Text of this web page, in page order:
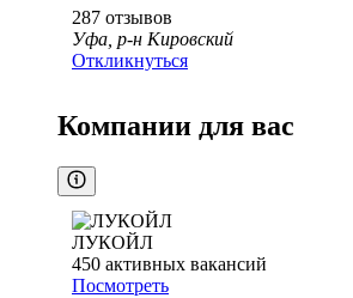
287 отзывов
Уфа, р-н Кировский
Откликнуться
Компании для вас
ЛУКОЙЛ
450 активных вакансий
Посмотреть